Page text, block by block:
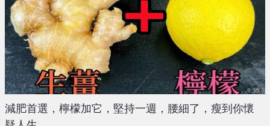
減肥首選，檸檬加它，堅持一週，腰細了，瘦到你懷